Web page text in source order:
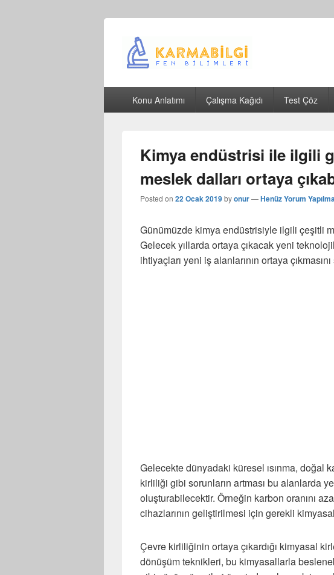
Konu Anlatımı Çalışma Kağıdı Test Çöz
Kimya endüstrisi ile ilgili
meslek dalları ortaya
Posted on 22 Ocak 2019byonur—Henüz Yorum
Günümüzde kimya endüstrisiyle ilgili çeşitli
Gelecek yıllarda ortaya çıkacak yeni
ihtiyaçları yeni iş alanlarının ortaya
Gelecekte dünyadaki küresel ısınma, doğal
kirliliği gibi sorunların artması bu alanlarda
oluşturabilecektir. Örneğin karbon oranını
cihazlarının geliştirilmesi için gerekli
Çevre kirliliğinin ortaya çıkardığı kimyasal
dönüşüm teknikleri, bu kimyasallarla